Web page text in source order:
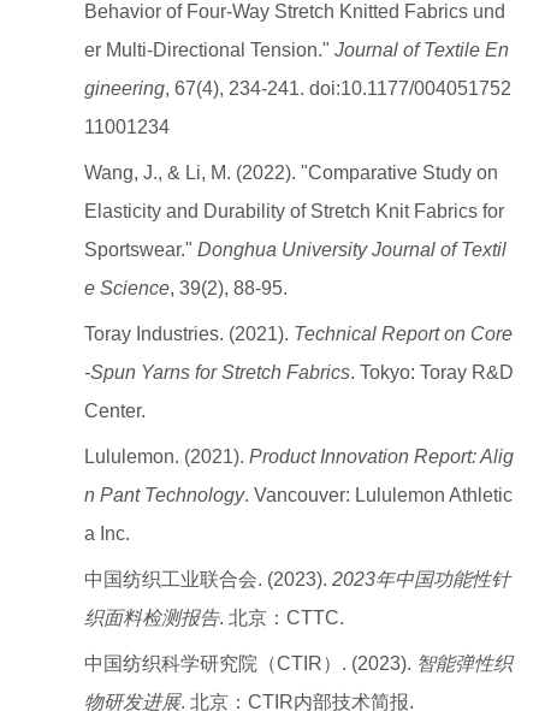
Behavior of Four-Way Stretch Knitted Fabrics und
er Multi-Directional Tension." Journal of Textile En
gineering, 67(4), 234-241. doi:10.1177/004051752
11001234
Wang, J., & Li, M. (2022). "Comparative Study on
Elasticity and Durability of Stretch Knit Fabrics for
Sportswear." Donghua University Journal of Textil
e Science, 39(2), 88-95.
Toray Industries. (2021). Technical Report on Core
-Spun Yarns for Stretch Fabrics. Tokyo: Toray R&D
Center.
Lululemon. (2021). Product Innovation Report: Alig
n Pant Technology. Vancouver: Lululemon Athletic
a Inc.
中国纺织工业联合会. (2023). 2023年中国功能性针
织面料检测报告. 北京：CTTC.
中国纺织科学研究院（CTIR）. (2023). 智能弹性织
物研发进展. 北京：CTIR内部技术简报.